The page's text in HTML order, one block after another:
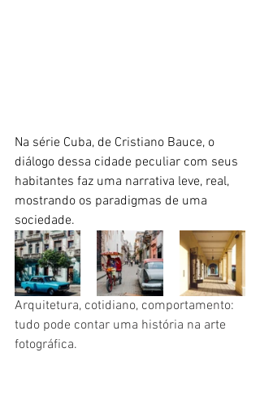
Na série Cuba, de Cristiano Bauce, o
diálogo dessa cidade peculiar com seus
habitantes faz uma narrativa leve, real,
mostrando os paradigmas de uma
sociedade.
Arquitetura, cotidiano, comportamento:
tudo pode contar uma história na arte
fotográfica.